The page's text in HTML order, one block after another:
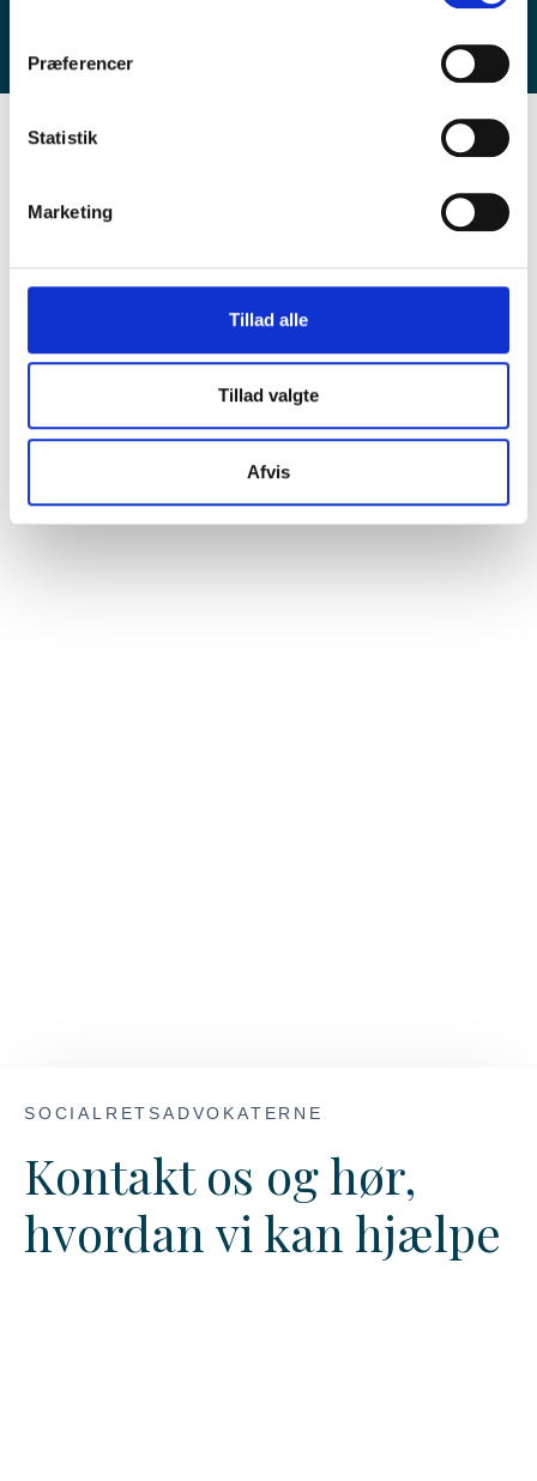
Præferencer
Statistik
Marketing
Tillad alle
Tillad valgte
Afvis
SOCIALRETSADVOKATERNE
Kontakt os og hør,
hvordan vi kan hjælpe